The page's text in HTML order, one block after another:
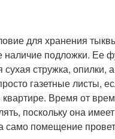
для хранения
наличие подложки. Ее
сухая стружка, опилки,
газетные листы,
квартире. Время от
поскольку она
само помещение